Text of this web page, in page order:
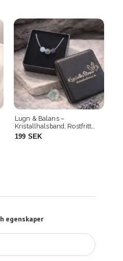
egenskaper
Lugn & Balans –
Kristallhalsband, Rostfritt
Stål
199 SEK